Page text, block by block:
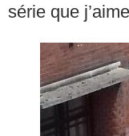
série que